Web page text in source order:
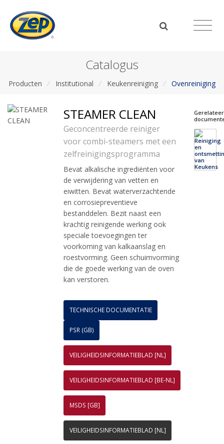
Catalogus
Producten / Institutional / Keukenreiniging / Ovenreiniging
STEAMER CLEAN
Geconcentreerde reiniger
voor combi-steamers met een
zelfreinigingsprogramma
Bevat alkalische ingrediënten voor
de verwijdering van vetten en
eiwitten. Bevat waterverzachtende
en corrosiepreventieve
bestanddelen. Bezit naast een
krachtig reinigende werking ook
speciale toevoegingen ter
voorkoming van kalkaanslag en
roestvorming. Geen schuimvorming
die de goede werking van de oven
kan verstoren.
TECHNISCHE DOCUMENTATIE
PSR (GB)
VEILIGHEIDSINFORMATIEBLAD [NL]
VEILIGHEIDSINFORMATIEBLAD [BE-NL]
MSDS [GB]
VEILIGHEIDSINFORMATIEBLAD [NL]